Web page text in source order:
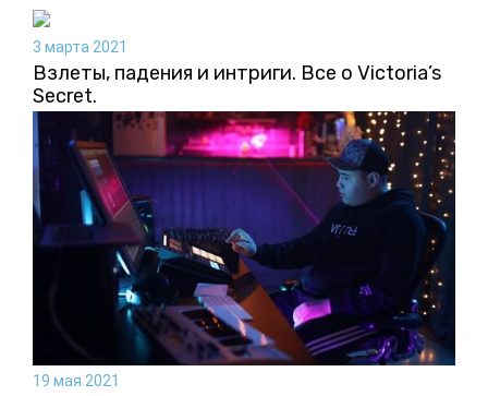
3 марта 2021
Взлеты, падения и интриги. Все о Victoria’s
Secret.
19 мая 2021